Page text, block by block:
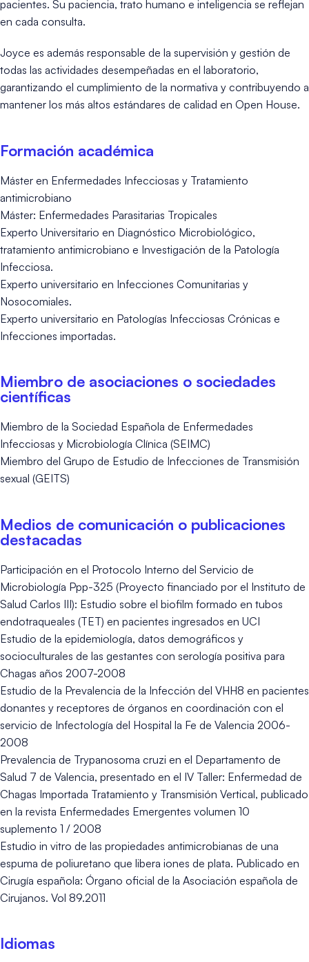
pacientes. Su paciencia, trato humano e inteligencia se reflejan
en cada consulta.
Joyce es además responsable de la supervisión y gestión de
todas las actividades desempeñadas en el laboratorio,
garantizando el cumplimiento de la normativa y contribuyendo a
mantener los más altos estándares de calidad en Open House.
Formación académica
Máster en Enfermedades Infecciosas y Tratamiento
antimicrobiano
Máster: Enfermedades Parasitarias Tropicales
Experto Universitario en Diagnóstico Microbiológico,
tratamiento antimicrobiano e Investigación de la Patología
Infecciosa.
Experto universitario en Infecciones Comunitarias y
Nosocomiales.
Experto universitario en Patologías Infecciosas Crónicas e
Infecciones importadas.
Miembro de asociaciones o sociedades
científicas
Miembro de la Sociedad Española de Enfermedades
Infecciosas y Microbiología Clínica (SEIMC)
Miembro del Grupo de Estudio de Infecciones de Transmisión
sexual (GEITS)
Medios de comunicación o publicaciones
destacadas
Participación en el Protocolo Interno del Servicio de
Microbiología Ppp-325 (Proyecto financiado por el Instituto de
Salud Carlos III): Estudio sobre el biofilm formado en tubos
endotraqueales (TET) en pacientes ingresados en UCI
Estudio de la epidemiología, datos demográficos y
socioculturales de las gestantes con serología positiva para
Chagas años 2007-2008
Estudio de la Prevalencia de la Infección del VHH8 en pacientes
donantes y receptores de órganos en coordinación con el
servicio de Infectología del Hospital la Fe de Valencia 2006-
2008
Prevalencia de Trypanosoma cruzi en el Departamento de
Salud 7 de Valencia, presentado en el IV Taller: Enfermedad de
Chagas Importada Tratamiento y Transmisión Vertical, publicado
en la revista Enfermedades Emergentes volumen 10
suplemento 1 / 2008
Estudio in vitro de las propiedades antimicrobianas de una
espuma de poliuretano que libera iones de plata. Publicado en
Cirugía española: Órgano oficial de la Asociación española de
Cirujanos. Vol 89.2011
Idiomas